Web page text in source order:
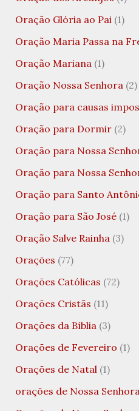
Oração Glória ao Pai(1)
Oração Maria Passa na
Oração Mariana(1)
Oração Nossa Senhora(2)
Oração para causas
Oração para Dormir(2)
Oração para Nossa
Oração para Nossa
Oração para Santo
Oração para São José(1)
Oração Salve Rainha(3)
Orações (77)
Orações Católicas (72)
Orações Cristãs (11)
Orações da Bíblia(3)
Orações de Fevereiro (1)
Orações de Natal(1)
orações de Nossa